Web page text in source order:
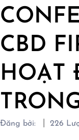
CBD
HOẠT
Đăng bởi: 226